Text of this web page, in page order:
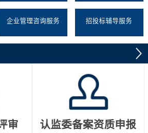
企业管理咨询服务 招投标辅导服务
审 认监委备案资质申报